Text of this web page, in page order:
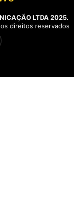
LTDA 2025.
direitos reservados